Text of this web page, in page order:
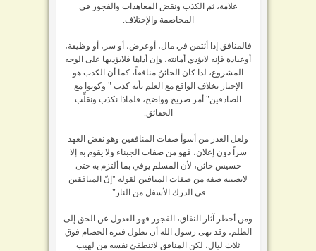
علامة، ثم الكذب ونقض المعاهدات والفجور في
المخاصمة والإختلاف.
فالمنافق إذا أئتمن في مال، أوعرض، أو سر، أو وظيفة،
أوعبادة فإنه لايؤدي أمانته، وإن أداها فلايؤديها على الوجه
المشروع، لذا كان الخائنُ منافقاً، كما أن الكذب هو
الإخبار بخلاف الواقع مع العلم بأنه كذب " وكونوا مع
الصادقين" أمر صريح وواضح، فلماذا نكذب ونقلِّب
الحقائق.
ولعل الغدر من أسوأ صفات المنافقين وهو نقض العهد
سراً دون إعلان، فهو من صفات الجبناء ولا يقوم به إلا
خسيس خائن، لأن المسلم يوفي بما ألتزم به حتى
لاتصيبه صفة من صفات المنافين لقوله "إنّ المنافقين
في الدرك الأسفل من النار".
ومن أخطر آثار النفاق، الفجور فهو العدول عن الحق إلى
الظلم، وقد نهى رسول الله أن تطول فترة الخصام فوق
ثلاث ليال، لكن المنافق لاتنطفئ نفسه من لهيب